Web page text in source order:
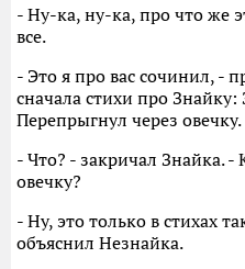
- Ну-ка, ну-ка, про что же
все.
- Это я про вас сочинил, -
сначала стихи про Знайку:
Перепрыгнул через овечку.
- Что? - закричал Знайка. -
овечку?
- Ну, это только в стихах
объяснил Незнайка.